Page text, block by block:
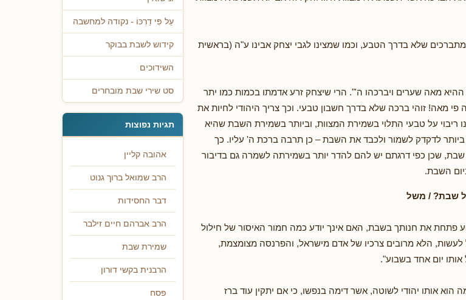
שלא בדרך הטבע, וכמו שמצינו לגבי יצחק אבינו ע"ה (בראשית
מאה שערים ויברכהו ה'". הרי שיצחק זרע אדמתו בכמות כמו יתר
פי מאה! זוהי ברכה שלא בדרך חשבון טבעי. וכך צריך היהודי לחיות את
ריבוי על טבעי התלוי בשמירת המצוות, וביותר בשמירת השבת שהיא
לדקדק לשמור ולכבד את השבת – כן תרבה ברכת ה' עליו. כך
שכן כפי דרגתם יש להם להדר יותר בשמירתה לשמרה גם בדיבור
השבת.
שבת? / משל
פתחת את חנותך בשבת, האם אינך יודע כמה חמור האיסור של חילול
הלא מרובים צרכיו של אדם מישראל, והפרנסה מצומצמת,
אותו יום אחד בשבוע".
אותו יהודי לשוטה, אשר דימה בנפשו, כי אם יתקין עוד ברז
עַל פִּי דַרְכּוֹ - נקודה למחשבה
קידוש לשבת בבוקר
השידוכים
סט שירי שבת מובחרים
תגיות נפוצות
אהובה קליין
הרב שמואל ברוך גנוט
דבר החסידות
הרב אברהם חיים זילבר
שמירת שבת
הרבנית בקשי דורון
פסח